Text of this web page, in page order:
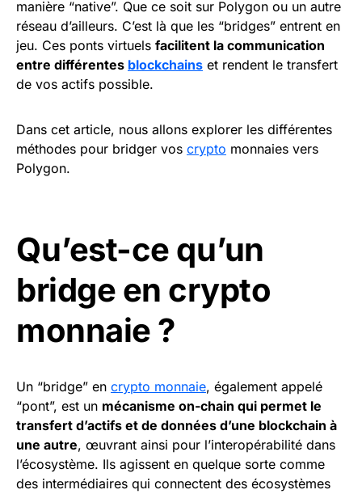
manière “native”. Que ce soit sur Polygon ou un autre
réseau d’ailleurs. C’est là que les “bridges” entrent en
jeu. Ces ponts virtuels facilitent la communication
entre différentes blockchains et rendent le transfert
de vos actifs possible.
Dans cet article, nous allons explorer les différentes
méthodes pour bridger vos crypto monnaies vers
Polygon.
Qu’est-ce qu’un
bridge en crypto
monnaie ?
Un “bridge” en crypto monnaie, également appelé
“pont”, est un mécanisme on-chain qui permet le
transfert d’actifs et de données d’une blockchain à
une autre, œuvrant ainsi pour l’interopérabilité dans
l’écosystème. Ils agissent en quelque sorte comme
des intermédiaires qui connectent des écosystèmes